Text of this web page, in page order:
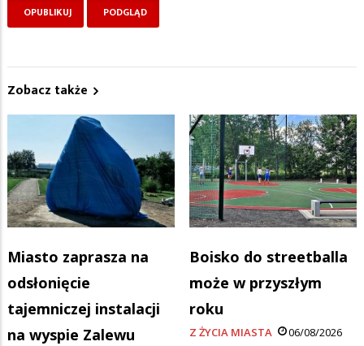
Zobacz także
Miasto zaprasza na
odsłonięcie
tajemniczej instalacji
na wyspie Zalewu
Boisko do streetballa
może w przyszłym
roku
Z ŻYCIA MIASTA 06/08/2026